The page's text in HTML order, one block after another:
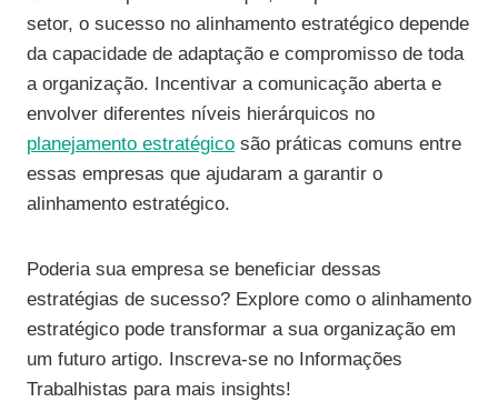
setor, o sucesso no alinhamento estratégico depende
da capacidade de adaptação e compromisso de toda
a organização. Incentivar a comunicação aberta e
envolver diferentes níveis hierárquicos no
planejamento estratégico são práticas comuns entre
essas empresas que ajudaram a garantir o
alinhamento estratégico.
Poderia sua empresa se beneficiar dessas
estratégias de sucesso? Explore como o alinhamento
estratégico pode transformar a sua organização em
um futuro artigo. Inscreva-se no Informações
Trabalhistas para mais insights!